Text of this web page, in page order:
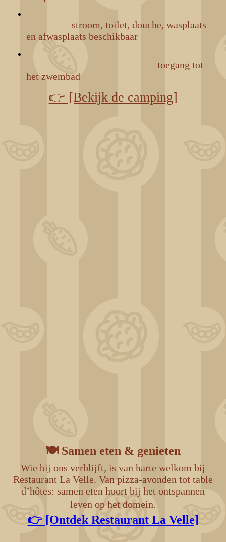
stroom, toilet, douche, wasplaats
en afwasplaats beschikbaar
toegang tot
het zwembad
👉 [Bekijk de camping]
🍽️ Samen eten & genieten
Wie bij ons verblijft, is van harte welkom bij
Restaurant La Velle. Van pizza-avonden tot table
d’hôtes: samen eten hoort bij het ontspannen
leven op het domein.
👉 [Ontdek Restaurant La Velle]